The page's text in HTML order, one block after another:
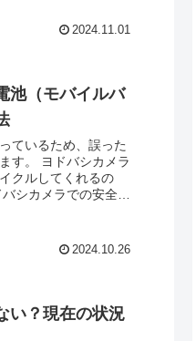
2024.11.01
池（モバイルバ
ているため、誤った
カメラ
クルしてくれるの
2024.10.26
い？現在の状況